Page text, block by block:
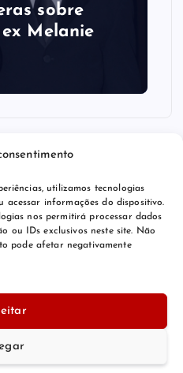
utilizamos tecnologias
acessar informações do dispositivo.
nos permitirá processar dados
ou IDs exclusivos neste site. Não
pode afetar negativamente
sobre
Melanie
ao topo